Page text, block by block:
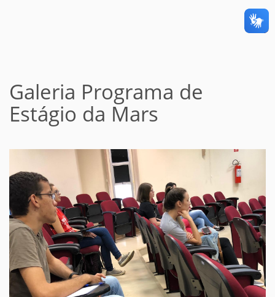
Galeria Programa de
Estágio da Mars